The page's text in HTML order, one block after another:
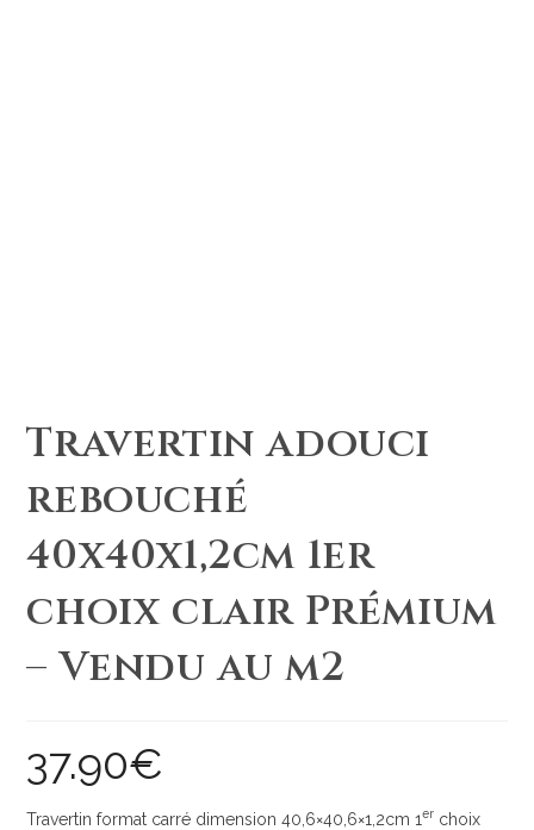
Travertin adouci
rebouché
40x40x1,2cm 1er
choix clair Prémium
– Vendu au m2
37.90€
Travertin format carré dimension 40,6×40,6×1,2cm 1er choix